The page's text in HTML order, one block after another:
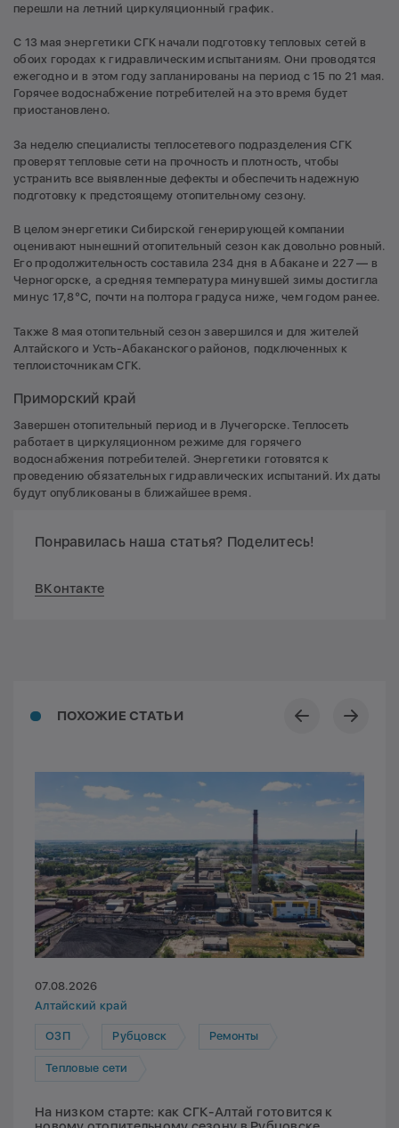
перешли на летний циркуляционный график.
С 13 мая энергетики СГК начали подготовку тепловых сетей в
обоих городах к гидравлическим испытаниям. Они проводятся
ежегодно и в этом году запланированы на период с 15 по 21 мая.
Горячее водоснабжение потребителей на это время будет
приостановлено.
За неделю специалисты теплосетевого подразделения СГК
проверят тепловые сети на прочность и плотность, чтобы
устранить все выявленные дефекты и обеспечить надежную
подготовку к предстоящему отопительному сезону.
В целом энергетики Сибирской генерирующей компании
оценивают нынешний отопительный сезон как довольно ровный.
Его продолжительность составила 234 дня в Абакане и 227 — в
Черногорске, а средняя температура минувшей зимы достигла
минус 17,8°С, почти на полтора градуса ниже, чем годом ранее.
Также 8 мая отопительный сезон завершился и для жителей
Алтайского и Усть-Абаканского районов, подключенных к
теплоисточникам СГК.
Приморский край
Завершен отопительный период и в Лучегорске. Теплосеть
работает в циркуляционном режиме для горячего
водоснабжения потребителей. Энергетики готовятся к
проведению обязательных гидравлических испытаний. Их даты
будут опубликованы в ближайшее время.
Понравилась наша статья? Поделитесь!
ВКонтакте
ПОХОЖИЕ СТАТЬИ
07.08.2026
Алтайский край
ОЗП Рубцовск Ремонты
Тепловые сети
На низком старте: как СГК-Алтай готовится к